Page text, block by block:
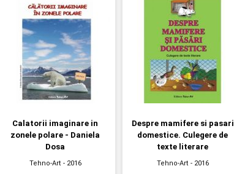
Calatorii imaginare in
zonele polare - Daniela
Dosa
Tehno-Art - 2016
Despre mamifere si pasari
domestice. Culegere de
texte literare
Tehno-Art - 2016